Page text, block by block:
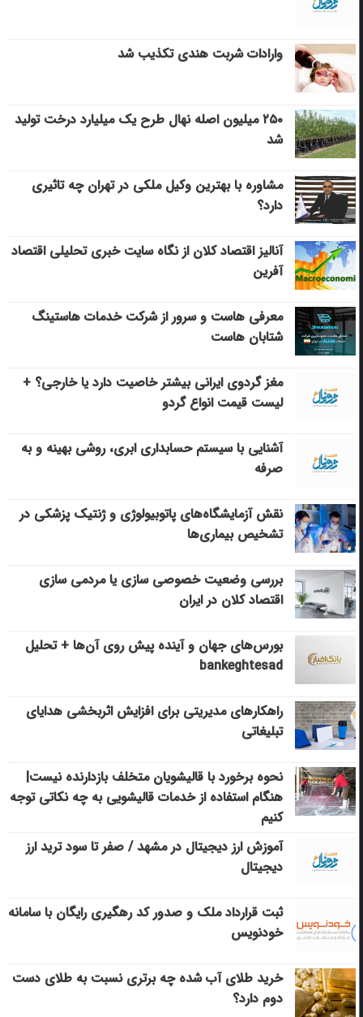
وارادات شربت هندی تکذیب شد
۲۵۰ میلیون اصله نهال طرح یک میلیارد درخت تولید
شد
مشاوره با بهترین وکیل ملکی در تهران چه تاثیری
دارد؟
آنالیز اقتصاد کلان از نگاه سایت خبری تحلیلی اقتصاد
آفرین
معرفی هاست و سرور از شرکت خدمات هاستینگ
شتابان هاست
مغز گردوی ایرانی بیشتر خاصیت دارد یا خارجی؟ +
لیست قیمت انواع گردو
آشنایی با سیستم حسابداری ابری، روشی بهینه و به
صرفه
نقش آزمایشگاه‌های پاتوبیولوژی و ژنتیک پزشکی در
تشخیص بیماری‌ها
بررسی وضعیت خصوصی سازی یا مردمی سازی
اقتصاد کلان در ایران
بورس‌های جهان و آینده پیش روی آن‌ها + تحلیل
bankeghtesad
راهکارهای مدیریتی برای افزایش اثربخشی هدایای
تبلیغاتی
نحوه برخورد با قالیشویان متخلف بازدارنده نیست|
هنگام استفاده از خدمات قالیشویی به چه نکاتی توجه
کنیم
آموزش ارز دیجیتال در مشهد / صفر تا سود ترید ارز
دیجیتال
ثبت قرارداد ملک و صدور کد رهگیری رایگان با سامانه
خودنویس
خرید طلای آب شده چه برتری نسبت به طلای دست
دوم دارد؟